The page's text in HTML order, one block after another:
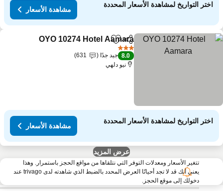
اختر التواريخ لمشاهدة الأسعار المحددة
مشاهدة الأسعار
مشاركةAdd to favorites
OYO 10274 Hotel Aamara
8.0 جيد جدًا
631
نيو دلهي
اختر التواريخ لمشاهدة الأسعار المحددة
مشاهدة الأسعار
عرض المزيد
تتغير الأسعار ومعدلات التوفر التي نتلقاها من مواقع الحجز باستمرار. وهذا
يعني أنك قد لا تجد أحيانًا العرض المحدد بالضبط الذي شاهدته لدى trivago عند
دخولك إلى موقع الحجز.